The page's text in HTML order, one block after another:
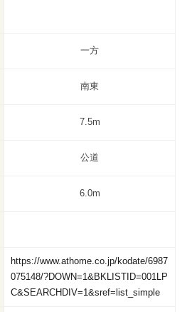
一方
南東
7.5m
公道
6.0m
https://www.athome.co.jp/kodate/6987
075148/?DOWN=1&BKLISTID=001LP
C&SEARCHDIV=1&sref=list_simple